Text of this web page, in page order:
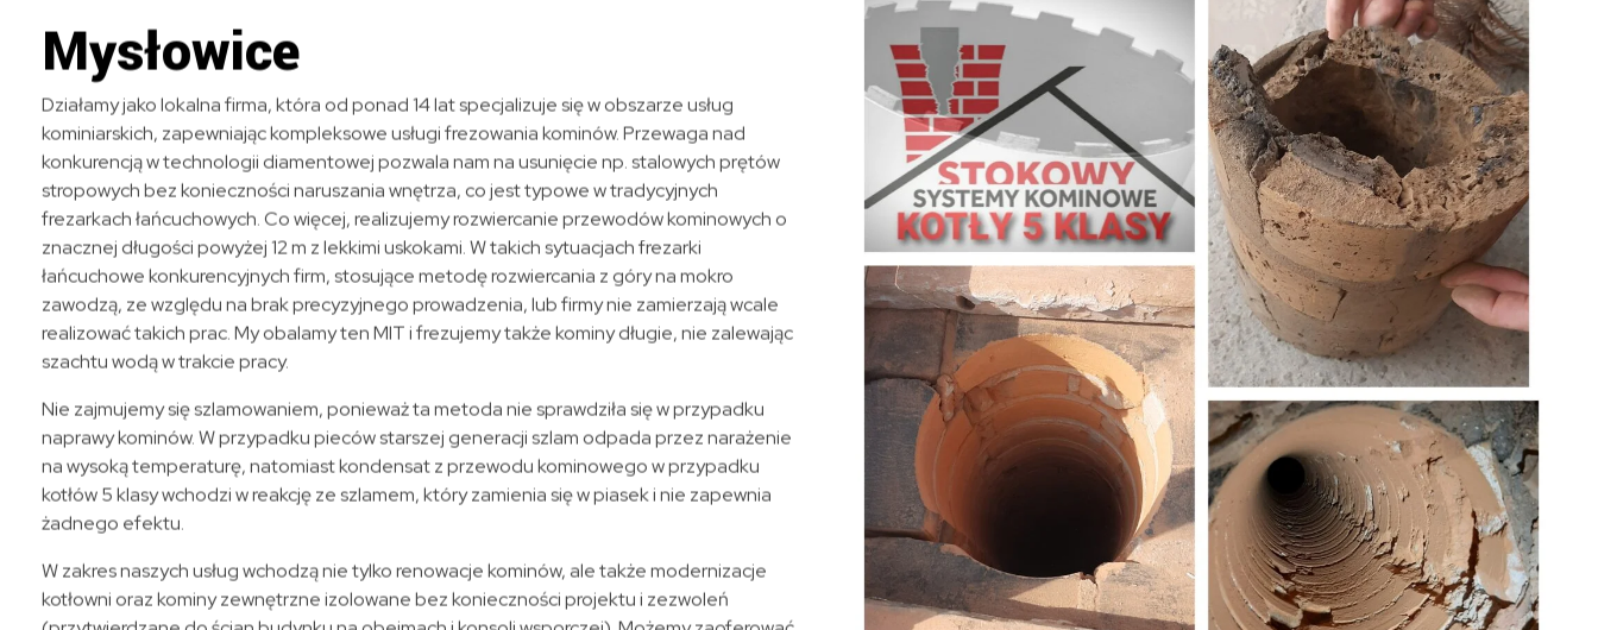
Mysłowice
Działamy jako lokalna firma, która od ponad 14 lat specjalizuje się w obszarze usług
kominiarskich, zapewniając kompleksowe usługi frezowania kominów. Przewaga nad
konkurencją w technologii diamentowej pozwala nam na usunięcie np. stalowych prętów
stropowych bez konieczności naruszania wnętrza, co jest typowe w tradycyjnych
frezarkach łańcuchowych. Co więcej, realizujemy rozwiercanie przewodów kominowych o
znacznej długości powyżej 12 m z lekkimi uskokami. W takich sytuacjach frezarki
łańcuchowe konkurencyjnych firm, stosujące metodę rozwiercania z góry na mokro
zawodzą, ze względu na brak precyzyjnego prowadzenia, lub firmy nie zamierzają wcale
realizować takich prac. My obalamy ten MIT i frezujemy także kominy długie, nie zalewając
szachtu wodą w trakcie pracy.
Nie zajmujemy się szlamowaniem, ponieważ ta metoda nie sprawdziła się w przypadku
naprawy kominów. W przypadku pieców starszej generacji szlam odpada przez narażenie
na wysoką temperaturę, natomiast kondensat z przewodu kominowego w przypadku
kotłów 5 klasy wchodzi w reakcję ze szlamem, który zamienia się w piasek i nie zapewnia
żadnego efektu.
W zakres naszych usług wchodzą nie tylko renowacje kominów, ale także modernizacje
kotłowni oraz kominy zewnętrzne izolowane bez konieczności projektu i zezwoleń
(przytwierdzane do ścian budynku na obejmach i konsoli wsporczej). Możemy zaoferować